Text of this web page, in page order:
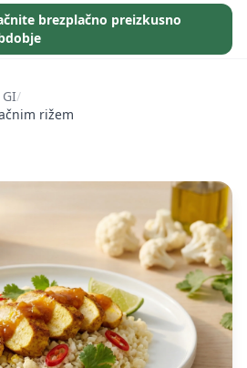
brezplačno preizkusno
/
rižem